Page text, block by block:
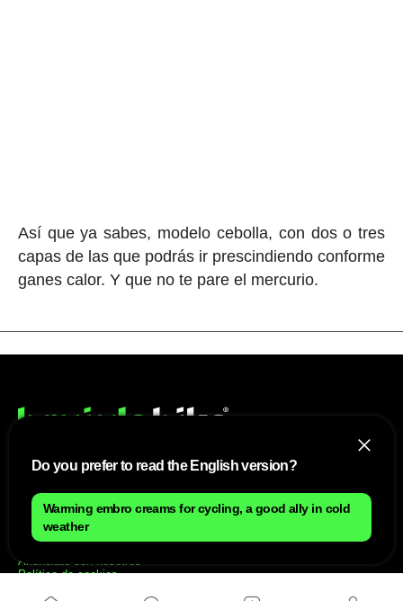
Así que ya sabes, modelo cebolla, con dos o tres
capas de las que podrás ir prescindiendo conforme
ganes calor. Y que no te pare el mercurio.
NOSOTROS
Mapa del sitio
Anúnciate con nosotros
Política de cookies
Do you prefer to read the English version?
Warming embro creams for cycling, a good ally in cold
weather